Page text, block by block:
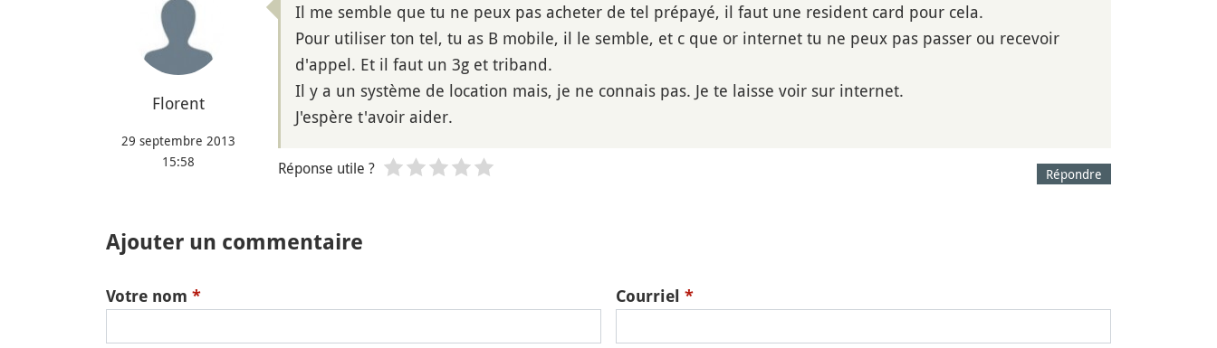
Florent
29 septembre 2013
15:58
Il me semble que tu ne peux pas acheter de tel prépayé, il faut une resident card pour cela.
Pour utiliser ton tel, tu as B mobile, il le semble, et c que or internet tu ne peux pas passer ou recevoir
d'appel. Et il faut un 3g et triband.
Il y a un système de location mais, je ne connais pas. Je te laisse voir sur internet.
J'espère t'avoir aider.
Répondre
Réponse utile ?
Ajouter un commentaire
Votre nom * Courriel *